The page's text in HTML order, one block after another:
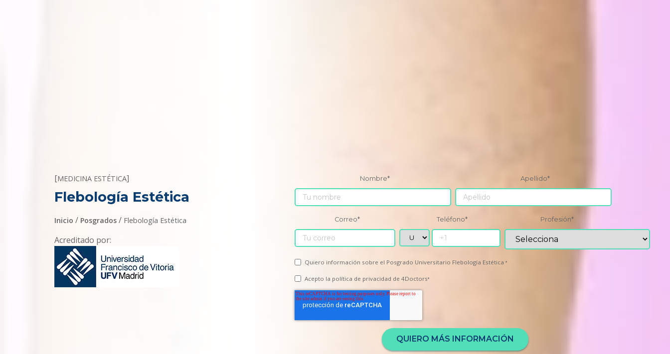
[MEDICINA ESTÉTICA]
Flebología Estética
Inicio / Posgrados / Flebología Estética
Acreditado por:
Nombre* Apellido*
Correo* Teléfono* Profesión*
Quiero información sobre el Posgrado Universitario Flebología Estética *
Acepto la política de privacidad de 4Doctors*